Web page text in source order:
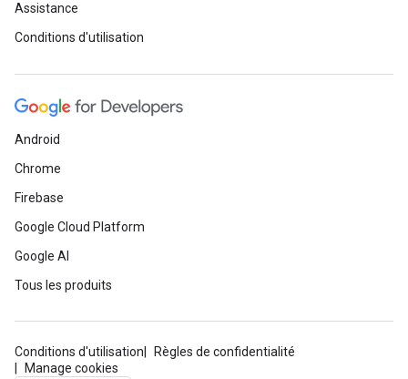
Assistance
Conditions d'utilisation
Android
Chrome
Firebase
Google Cloud Platform
Google AI
Tous les produits
Conditions d'utilisation
Règles de confidentialité
Manage cookies